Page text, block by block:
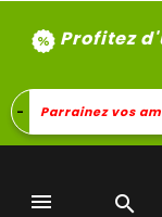
Profitez
- Parrainez vos
 